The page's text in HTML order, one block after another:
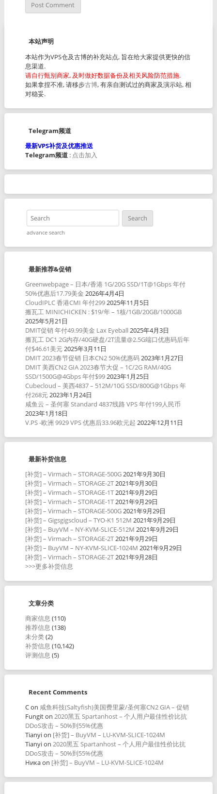
本站声明
本站作为VPS仓及古博的补充站点, 旨在给大家提供更快的信
息渠道.
请自行甄别商家, 及时做好数据备份及相关风险防范措施.
如果拿捏不准, 请移步古博, 有亲自测试过的商家及演示站, 相
对稳妥.
Telegram频道
最新VPS补货及优惠推送
Telegram频道: 点击加入
advance search
最新推荐&促销
Greenwebpage – 日本/香港 1G/20G SSD/1T@1Gbps 年付
50%优惠后17.79美金 2026年4月4日
CloudIPLC 香港CMI 年付299 2025年11月5日
搬瓦工 MINICHICKEN : $19/年 – 1核/1GB/20GB/1000GB
2025年5月21日
DMIT促销 年付49.99美金 Lax Eyeball 2025年4月3日
搬瓦工 DC1 2G内存/40G硬盘/2T流量@2.5G端口优惠码后年
付$46.61美元 2025年3月11日
DMIT 2023春节促销 日本CN2 50%优惠码 2023年1月27日
DMIT 美西CN2 GIA 2023春节大促 – 1C/2G RAM/40G
SSD/1500G@4Gbps 年付$99 2023年1月25日
Cubecloud – 美西4837 – 512M/10G SSD/800G@1Gbps 年
付268元 2023年1月24日
咸鱼云 – 圣何塞 Standard 4837线路 VPS 年付199人民币
2023年1月18日
V.PS -欧洲 9929 VPS 优惠后33.96欧元起 2022年12月11日
最新补货信息
[补货] – Virmach – STORAGE-500G2021年9月30日
[补货] – Virmach – STORAGE-2T2021年9月30日
[补货] – Virmach – STORAGE-1T2021年9月29日
[补货] – Virmach – STORAGE-1T2021年9月29日
[补货] – Virmach – STORAGE-500G2021年9月29日
[补货] – Gigsgigscloud – TYO-K1 512M 2021年9月29日
[补货] – BuyVM – NY-KVM-SLICE-512M 2021年9月29日
[补货] – Virmach – STORAGE-2T2021年9月29日
[补货] – BuyVM – NY-KVM-SLICE-1024M 2021年9月29日
[补货] – Virmach – STORAGE-2T2021年9月28日
>>>更多补货信息
文章分类
商家信息 (110)
推荐信息 (138)
未分类(2)
补货信息 (10,142)
评测信息 (5)
Recent Comments
Con 咸鱼科技(Saltyfish)美国费里蒙/圣何塞CN2 GIA – 促销
Fungiton 2020黑五 Spartanhost – 个人用户最佳性价比抗
DDoS攻击 – 50%到55%优惠
Tianyion [补货] – BuyVM – LU-KVM-SLICE-1024M
Tianyion 2020黑五 Spartanhost – 个人用户最佳性价比抗
DDoS攻击 – 50%到55%优惠
Никаon [补货] – BuyVM – LU-KVM-SLICE-1024M